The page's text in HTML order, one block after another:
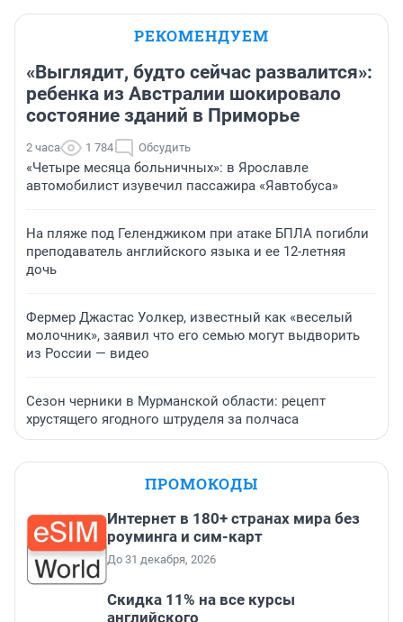
РЕКОМЕНДУЕМ
«Выглядит, будто сейчас развалится»:
ребенка из Австралии шокировало
состояние зданий в Приморье
2 часа 1 784 Обсудить
«Четыре месяца больничных»: в Ярославле
автомобилист изувечил пассажира «Яавтобуса»
На пляже под Геленджиком при атаке БПЛА погибли
преподаватель английского языка и ее 12-летняя
дочь
Фермер Джастас Уолкер, известный как «веселый
молочник», заявил что его семью могут выдворить
из России — видео
Сезон черники в Мурманской области: рецепт
хрустящего ягодного штруделя за полчаса
ПРОМОКОДЫ
Интернет в 180+ странах мира без
роуминга и сим-карт
До 31 декабря, 2026
Скидка 11% на все курсы
английского